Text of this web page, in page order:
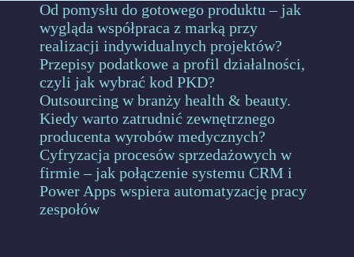
Od pomysłu do gotowego produktu – jak
wygląda współpraca z marką przy
realizacji indywidualnych projektów?
Przepisy podatkowe a profil działalności,
czyli jak wybrać kod PKD?
Outsourcing w branży health & beauty.
Kiedy warto zatrudnić zewnętrznego
producenta wyrobów medycznych?
Cyfryzacja procesów sprzedażowych w
firmie – jak połączenie systemu CRM i
Power Apps wspiera automatyzację pracy
zespołów